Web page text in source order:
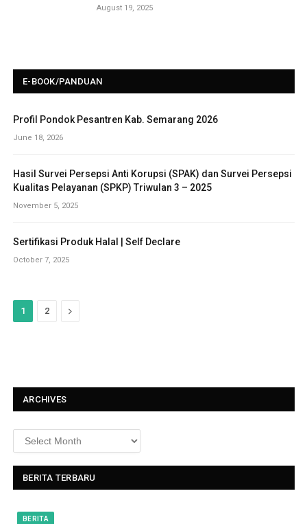
August 19, 2025
E-BOOK/PANDUAN
Profil Pondok Pesantren Kab. Semarang 2026
June 18, 2026
Hasil Survei Persepsi Anti Korupsi (SPAK) dan Survei Persepsi
Kualitas Pelayanan (SPKP) Triwulan 3 – 2025
November 5, 2025
Sertifikasi Produk Halal | Self Declare
October 7, 2025
1 2
N
ARCHIVES
BERITA TERBARU
BERITA